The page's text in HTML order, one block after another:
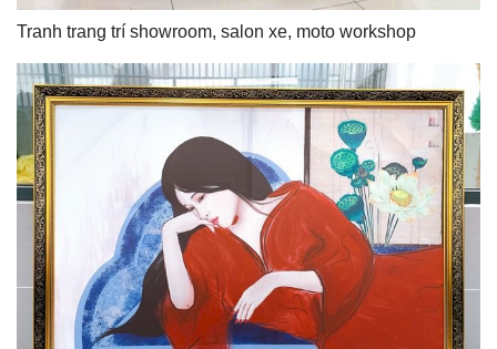
Tranh trang trí showroom, salon xe, moto workshop